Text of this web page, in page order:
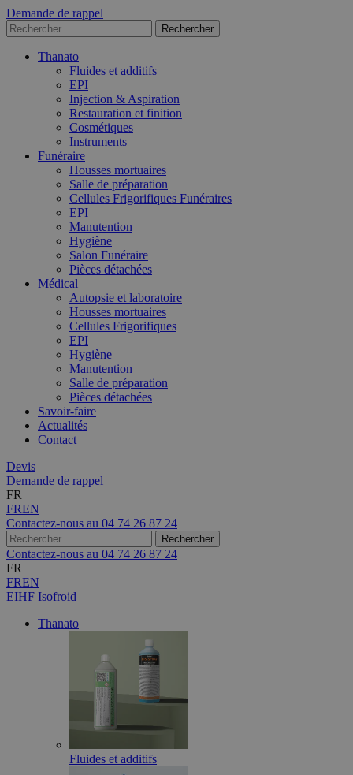
Demande de rappel
Thanato
Fluides et additifs
EPI
Injection & Aspiration
Restauration et finition
Cosmétiques
Instruments
Funéraire
Housses mortuaires
Salle de préparation
Cellules Frigorifiques Funéraires
EPI
Manutention
Hygiène
Salon Funéraire
Pièces détachées
Médical
Autopsie et laboratoire
Housses mortuaires
Cellules Frigorifiques
EPI
Hygiène
Manutention
Salle de préparation
Pièces détachées
Savoir-faire
Actualités
Contact
Devis
Demande de rappel
FR
FREN
Contactez-nous au 04 74 26 87 24
Contactez-nous au 04 74 26 87 24
FR
FREN
EIHF Isofroid
Thanato
Fluides et additifs